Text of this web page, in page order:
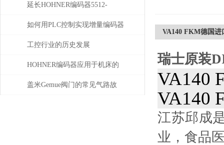
延长HOHNER编码器5512-
05FR-0800使用寿命的保养秘诀
如何用PLC控制实现增量编码器
的定位功能？
工控行业的历史发展
HOHNER编码器应用于机床的
位移测量和主轴控制
盖米Gemue阀门的常见气路故
VA140 FKM德国进
瑞士原装
VA140
VA140
江苏邱成
业，食品